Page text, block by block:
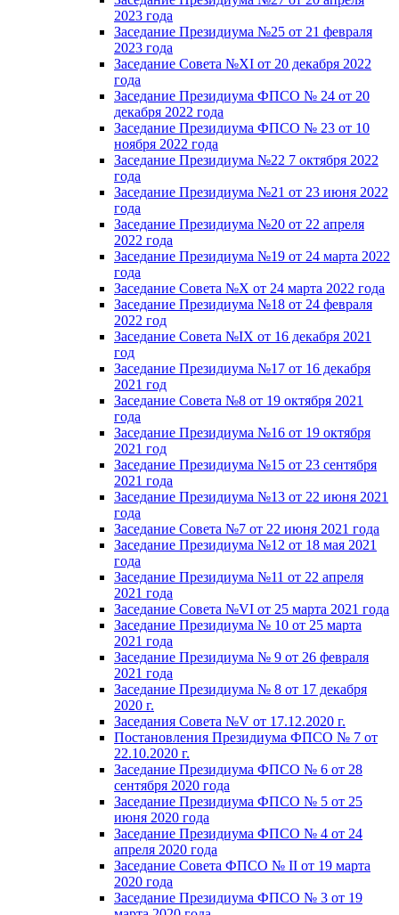
2023 года
Заседание Президиума №25 от 21 февраля
2023 года
Заседание Совета №XI от 20 декабря 2022
года
Заседание Президиума ФПСО № 24 от 20
декабря 2022 года
Заседание Президиума ФПСО № 23 от 10
ноября 2022 года
Заседание Президиума №22 7 октября 2022
года
Заседание Президиума №21 от 23 июня 2022
года
Заседание Президиума №20 от 22 апреля
2022 года
Заседание Президиума №19 от 24 марта 2022
года
Заседание Совета №X от 24 марта 2022 года
Заседание Президиума №18 от 24 февраля
2022 год
Заседание Совета №IX от 16 декабря 2021
год
Заседание Президиума №17 от 16 декабря
2021 год
Заседание Совета №8 от 19 октября 2021
года
Заседание Президиума №16 от 19 октября
2021 год
Заседание Президиума №15 от 23 сентября
2021 года
Заседание Президиума №13 от 22 июня 2021
года
Заседание Совета №7 от 22 июня 2021 года
Заседание Президиума №12 от 18 мая 2021
года
Заседание Президиума №11 от 22 апреля
2021 года
Заседание Совета №VI от 25 марта 2021 года
Заседание Президиума № 10 от 25 марта
2021 года
Заседание Президиума № 9 от 26 февраля
2021 года
Заседание Президиума № 8 от 17 декабря
2020 г.
Заседания Совета №V от 17.12.2020 г.
Постановления Президиума ФПСО № 7 от
22.10.2020 г.
Заседание Президиума ФПСО № 6 от 28
сентября 2020 года
Заседание Президиума ФПСО № 5 от 25
июня 2020 года
Заседание Президиума ФПСО № 4 от 24
апреля 2020 года
Заседание Совета ФПСО № II от 19 марта
2020 года
Заседание Президиума ФПСО № 3 от 19